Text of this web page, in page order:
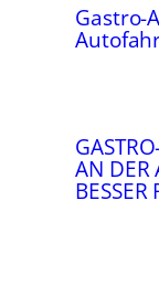
Gastro-
AN DER
BESSER